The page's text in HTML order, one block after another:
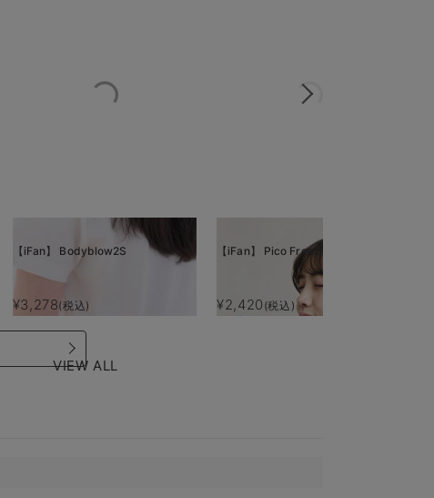
【iFan】 Bodyblow2S
¥3,278(税込)
【iFan】 Pico Freeze
¥2,420 (税込)
VIEW ALL